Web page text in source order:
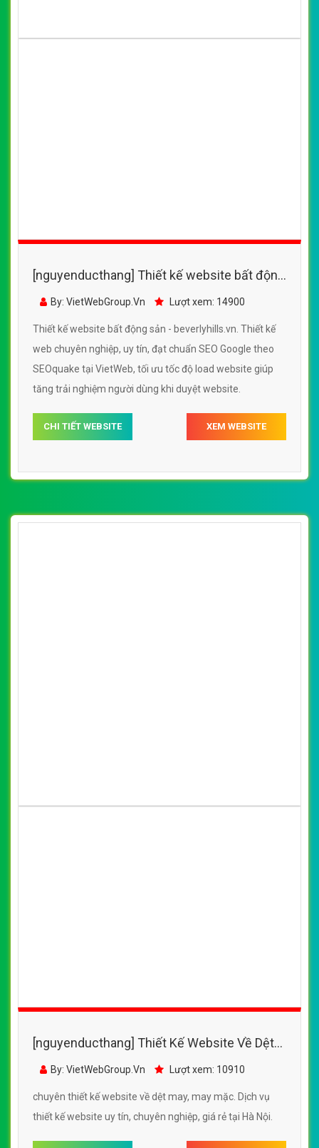
[nguyenducthang] Thiết kế website bất động
sản - beverlyhills.vn đẹp SEO tốt
By: VietWebGroup.Vn Lượt xem: 14900
Thiết kế website bất động sản - beverlyhills.vn. Thiết kế
web chuyên nghiệp, uy tín, đạt chuẩn SEO Google theo
SEOquake tại VietWeb, tối ưu tốc độ load website giúp
tăng trải nghiệm người dùng khi duyệt website.
CHI TIẾT WEBSITE XEM WEBSITE
[nguyenducthang] Thiết Kế Website Về Dệt
May, May Mắc -
By: VietWebGroup.Vn Lượt xem: 10910
chuyên thiết kế website về dệt may, may mặc. Dịch vụ
thiết kế website uy tín, chuyên nghiệp, giá rẻ tại Hà Nội.